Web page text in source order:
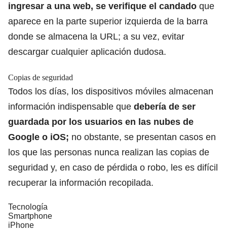
ingresar a una web, se verifique el candado que
aparece en la parte superior izquierda de la barra
donde se almacena la URL; a su vez, evitar
descargar cualquier aplicación dudosa.
Copias de seguridad
Todos los días, los dispositivos móviles almacenan
información indispensable que debería de ser
guardada por los usuarios en las nubes de
Google o iOS; no obstante, se presentan casos en
los que las personas nunca realizan las copias de
seguridad y, en caso de pérdida o robo, les es difícil
recuperar la información recopilada.
Tecnología
Smartphone
iPhone